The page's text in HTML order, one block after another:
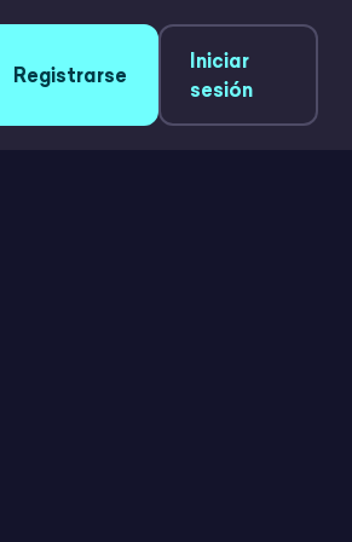
Registrarse
Iniciar
sesión